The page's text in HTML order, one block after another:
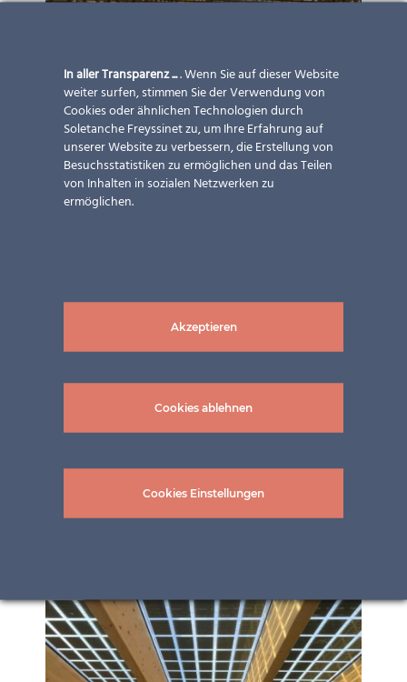
In aller Transparenz .... Wenn Sie auf dieser Website
weiter surfen, stimmen Sie der Verwendung von
Cookies oder ähnlichen Technologien durch
Soletanche Freyssinet zu, um Ihre Erfahrung auf
unserer Website zu verbessern, die Erstellung von
Besuchsstatistiken zu ermöglichen und das Teilen
von Inhalten in sozialen Netzwerken zu
ermöglichen.
Akzeptieren
Cookies ablehnen
Cookies Einstellungen